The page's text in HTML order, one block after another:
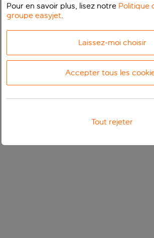
Pour en savoir plus, lisez notre Politique
groupe easyjet.
Laissez-moi choisir
Accepter tous les
Tout rejeter